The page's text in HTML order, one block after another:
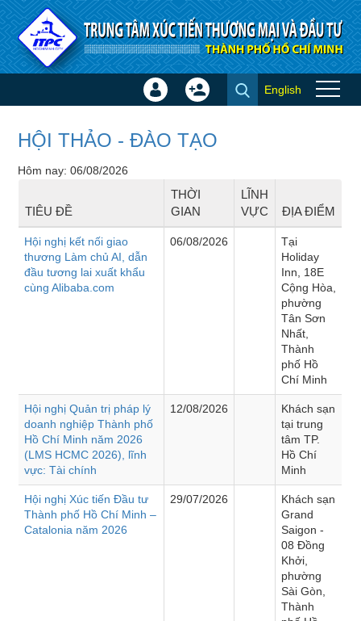
Truy cập nội dung luôn
Sự kiện
Đăng
Tạo
English
HỘI THẢO - ĐÀO TẠO
Hôm nay: 06/08/2026
TIÊU ĐỀ
THỜI
GIAN
LĨNH
VỰC
ĐỊA ĐIỂM
Hội nghị kết nối giao
thương Làm chủ AI, dẫn
đầu tương lai xuất khẩu
cùng Alibaba.com
06/08/2026
Tại
Holiday
Inn, 18E
Cộng Hòa,
phường
Tân Sơn
Nhất,
Thành
phố Hồ
Chí Minh
Hội nghị Quản trị pháp lý
doanh nghiệp Thành phố
Hồ Chí Minh năm 2026
(LMS HCMC 2026), lĩnh
vực: Tài chính
12/08/2026
Khách sạn
tại trung
tâm TP.
Hồ Chí
Minh
Hội nghị Xúc tiến Đầu tư
Thành phố Hồ Chí Minh –
Catalonia năm 2026
29/07/2026
Khách sạn
Grand
Saigon -
08 Đồng
Khởi,
phường
Sài Gòn,
Thành